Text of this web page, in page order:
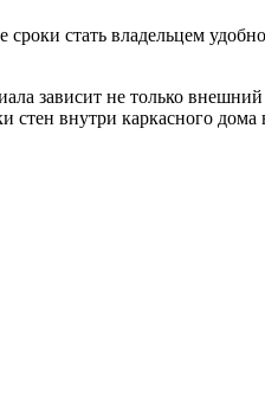
стать владельцем
зависит не только
стен внутри каркасного